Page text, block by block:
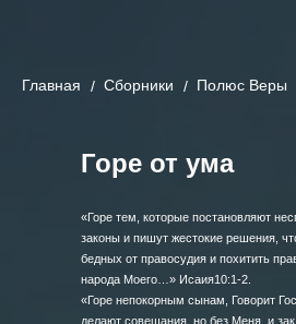
Главная Cборники Полюс Веры
Горе от ума
«Горе тем, которые постановляют
законы и пишут жестокие решения,
бедных от правосудия и похитить
народа Моего…» Исаия10:1-2.
«Горе непокорным сынам, Говорит
делают совещания, но без Меня, и